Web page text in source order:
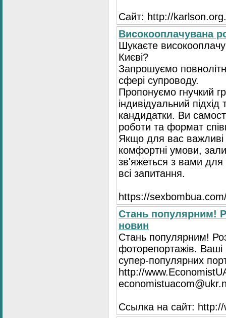
Сайт: http://
Високооплачувана
Шукаєте
Києві?
Запрошуємо
сфері супроводу.
Пропонуємо гнучкий
індивідуальний
кандидатки. Ви
роботи та формат
Якщо для вас важливі
комфортні умови,
зв'яжеться з вами для
всі запитання.
https://
Стань популярним!
новин
Стань популярним!
фоторепортажів. Ваші
супер-популярних
http://
Ссылка на сайт: